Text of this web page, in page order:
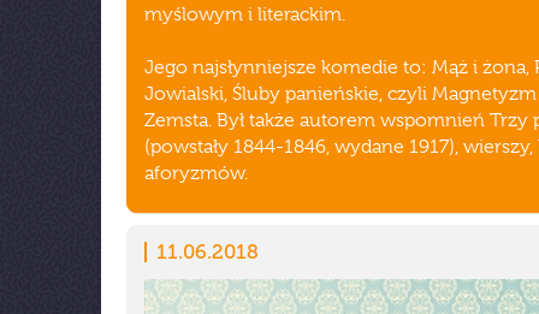
myślowym i literackim.
Jego najsłynniejsze komedie to: Mąż i żona,
Jowialski, Śluby panieńskie, czyli Magnetyzm
Zemsta. Był także autorem wspomnień Trzy
(powstały 1844-1846, wydane 1917), wierszy,
aforyzmów.
11.06.2018